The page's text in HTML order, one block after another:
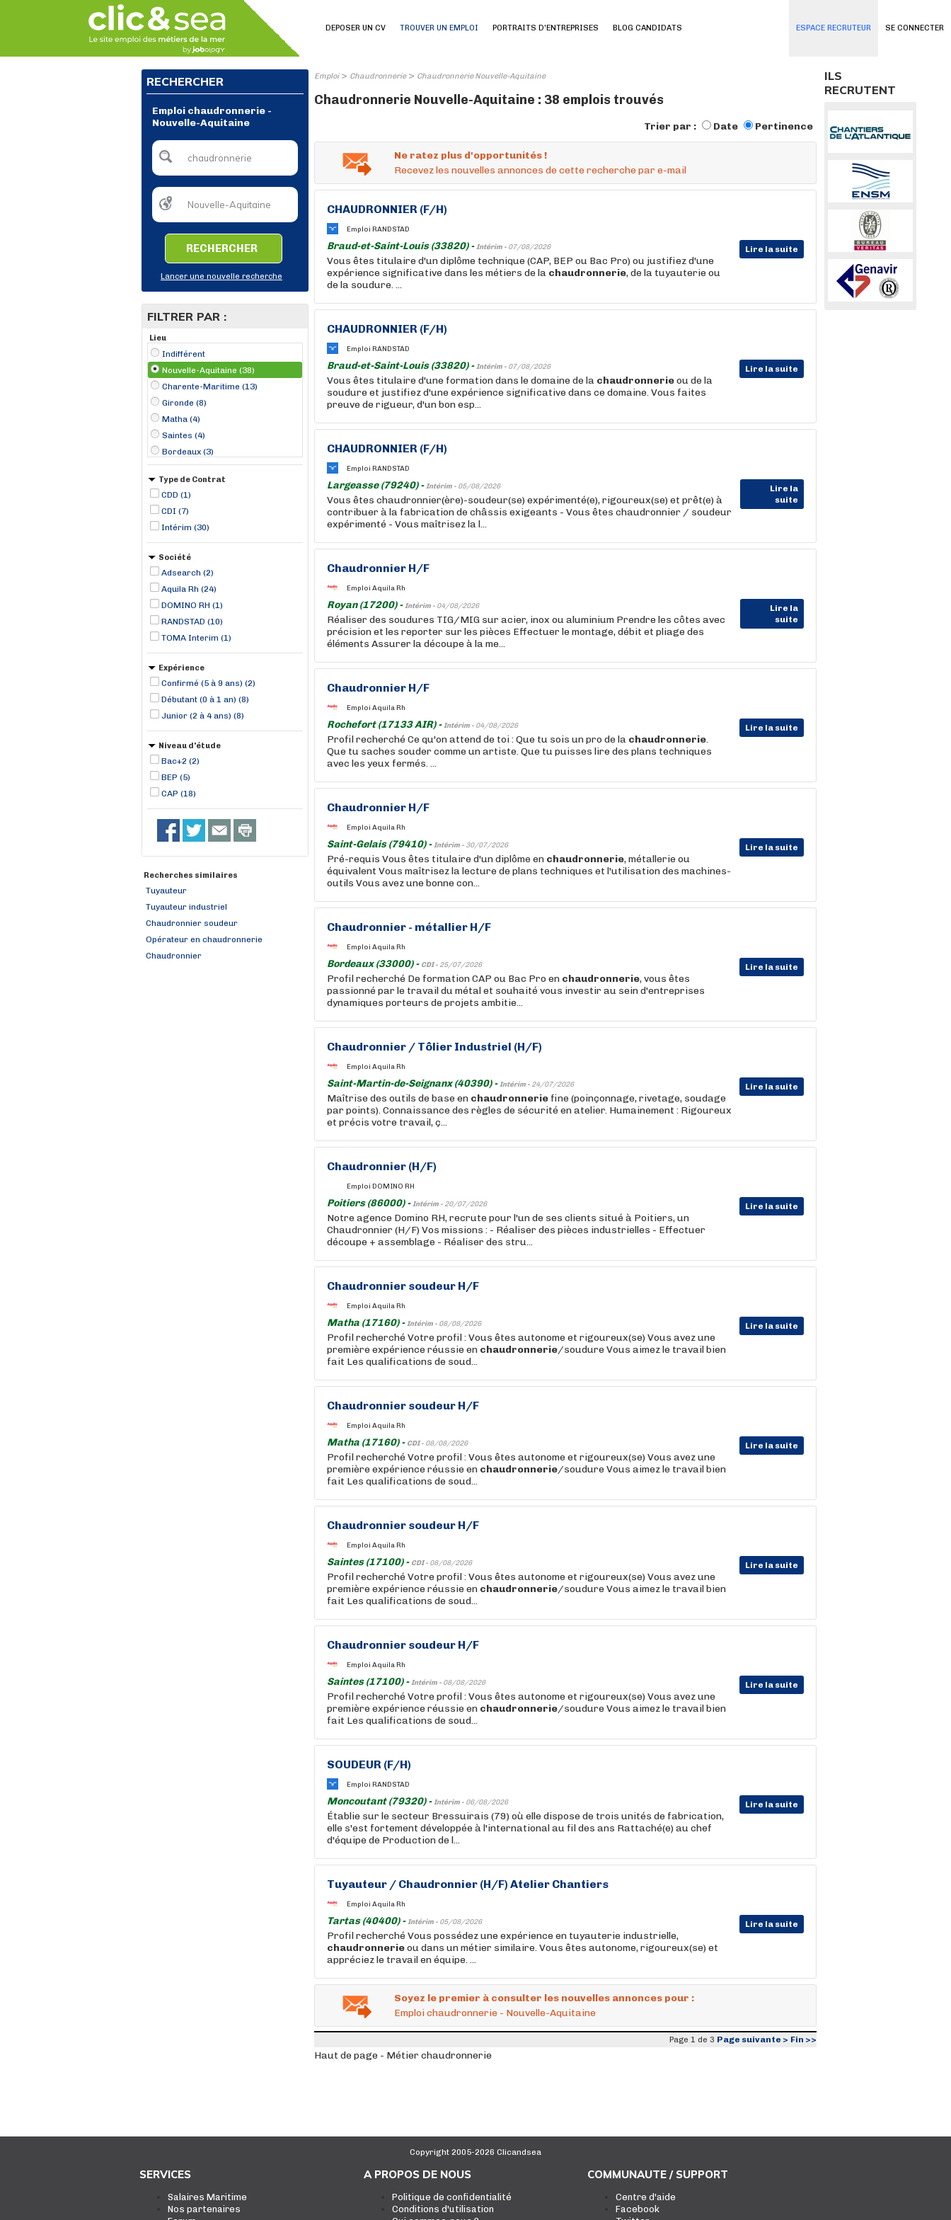
SE CONNECTER
DEPOSER UN CV TROUVER UN EMPLOI PORTRAITS D'ENTREPRISES BLOG CANDIDATS ESPACE RECRUTEUR
RECHERCHER
Emploi chaudronnerie -
Nouvelle-Aquitaine
RECHERCHER
Lancer une nouvelle recherche
FILTRER PAR :
Lieu
Indifférent
Nouvelle-Aquitaine (38)
Charente-Maritime (13)
Gironde (8)
Matha (4)
Saintes (4)
Bordeaux (3)
Braud-et-Saint-Louis (2)
Saint-Jean-d'Angély (2)
Airvault (1)
Bayonne (1)
Biard (1)
Type de Contrat
CDD (1)
CDI (7)
Intérim (30)
Société
Adsearch (2)
Aquila Rh (24)
DOMINO RH (1)
RANDSTAD (10)
TOMA Interim (1)
Expérience
Confirmé (5 à 9 ans) (2)
Débutant (0 à 1 an) (8)
Junior (2 à 4 ans) (8)
Niveau d'étude
Bac+2 (2)
BEP (5)
CAP (18)
Recherches similaires
Tuyauteur
Tuyauteur industriel
Chaudronnier soudeur
Opérateur en chaudronnerie
Chaudronnier
Emploi> Chaudronnerie> Chaudronnerie Nouvelle-Aquitaine
Chaudronnerie Nouvelle-Aquitaine : 38 emplois trouvés
Trier par : Date Pertinence
Ne ratez plus d'opportunités !
Recevez les nouvelles annonces de cette recherche par e-mail
CHAUDRONNIER (F/H)
Emploi RANDSTAD
Braud-et-Saint-Louis (33820) -Intérim - 07/08/2026 Lire la suite
Vous êtes titulaire d'un diplôme technique (CAP, BEP ou Bac Pro) ou justifiez d'une
expérience significative dans les métiers de la chaudronnerie, de la tuyauterie ou
de la soudure. ...
CHAUDRONNIER (F/H)
Emploi RANDSTAD
Braud-et-Saint-Louis (33820) -Intérim - 07/08/2026 Lire la suite
Vous êtes titulaire d'une formation dans le domaine de la chaudronnerieou de la
soudure et justifiez d'une expérience significative dans ce domaine. Vous faites
preuve de rigueur, d'un bon esp...
CHAUDRONNIER (F/H)
Emploi RANDSTAD
Largeasse (79240) -Intérim - 05/08/2026
Lire la
suite
Vous êtes chaudronnier(ère)-soudeur(se) expérimenté(e), rigoureux(se) et prêt(e) à
contribuer à la fabrication de châssis exigeants - Vous êtes chaudronnier / soudeur
expérimenté - Vous maîtrisez la l...
Chaudronnier H/F
Emploi Aquila Rh
Royan (17200) -Intérim - 04/08/2026
Lire la
suite
Réaliser des soudures TIG/MIG sur acier, inox ou aluminium Prendre les côtes avec
précision et les reporter sur les pièces Effectuer le montage, débit et pliage des
éléments Assurer la découpe à la me...
Chaudronnier H/F
Emploi Aquila Rh
Rochefort (17133 AIR) -Intérim - 04/08/2026 Lire la suite
Profil recherché Ce qu'on attend de toi : Que tu sois un pro de la chaudronnerie.
Que tu saches souder comme un artiste. Que tu puisses lire des plans techniques
avec les yeux fermés. ...
Chaudronnier H/F
Emploi Aquila Rh
Saint-Gelais (79410) -Intérim - 30/07/2026 Lire la suite
Pré-requis Vous êtes titulaire d'un diplôme en chaudronnerie, métallerie ou
équivalent Vous maîtrisez la lecture de plans techniques et l'utilisation des machines-
outils Vous avez une bonne con...
Chaudronnier - métallier H/F
Emploi Aquila Rh
Bordeaux (33000) - CDI - 25/07/2026 Lire la suite
Profil recherché De formation CAP ou Bac Pro en chaudronnerie, vous êtes
passionné par le travail du métal et souhaité vous investir au sein d'entreprises
dynamiques porteurs de projets ambitie...
Chaudronnier / Tôlier Industriel (H/F)
Emploi Aquila Rh
Saint-Martin-de-Seignanx (40390) -Intérim - 24/07/2026 Lire la suite
Maîtrise des outils de base en chaudronnerie fine (poinçonnage, rivetage, soudage
par points). Connaissance des règles de sécurité en atelier. Humainement : Rigoureux
et précis votre travail, ç...
Chaudronnier (H/F)
Emploi DOMINO RH
Poitiers (86000) -Intérim - 20/07/2026 Lire la suite
Notre agence Domino RH, recrute pour l'un de ses clients situé à Poitiers, un
Chaudronnier (H/F) Vos missions : - Réaliser des pièces industrielles - Effectuer
découpe + assemblage - Réaliser des stru...
Chaudronnier soudeur H/F
Emploi Aquila Rh
Matha (17160) -Intérim - 08/08/2026 Lire la suite
Profil recherché Votre profil : Vous êtes autonome et rigoureux(se) Vous avez une
première expérience réussie en chaudronnerie/soudure Vous aimez le travail bien
fait Les qualifications de soud...
Chaudronnier soudeur H/F
Emploi Aquila Rh
Matha (17160) - CDI - 08/08/2026 Lire la suite
Profil recherché Votre profil : Vous êtes autonome et rigoureux(se) Vous avez une
première expérience réussie en chaudronnerie/soudure Vous aimez le travail bien
fait Les qualifications de soud...
Chaudronnier soudeur H/F
Emploi Aquila Rh
Saintes (17100) - CDI - 08/08/2026 Lire la suite
Profil recherché Votre profil : Vous êtes autonome et rigoureux(se) Vous avez une
première expérience réussie en chaudronnerie/soudure Vous aimez le travail bien
fait Les qualifications de soud...
Chaudronnier soudeur H/F
Emploi Aquila Rh
Saintes (17100) -Intérim - 08/08/2026 Lire la suite
Profil recherché Votre profil : Vous êtes autonome et rigoureux(se) Vous avez une
première expérience réussie en chaudronnerie/soudure Vous aimez le travail bien
fait Les qualifications de soud...
SOUDEUR (F/H)
Emploi RANDSTAD
Moncoutant (79320) -Intérim - 06/08/2026 Lire la suite
Établie sur le secteur Bressuirais (79) où elle dispose de trois unités de fabrication,
elle s'est fortement développée à l'international au fil des ans Rattaché(e) au chef
d'équipe de Production de l...
Tuyauteur / Chaudronnier (H/F) Atelier Chantiers
Emploi Aquila Rh
Tartas (40400) -Intérim - 05/08/2026 Lire la suite
Profil recherché Vous possédez une expérience en tuyauterie industrielle,
chaudronnerieou dans un métier similaire. Vous êtes autonome, rigoureux(se) et
appréciez le travail en équipe. ...
Soyez le premier à consulter les nouvelles annonces pour :
Emploi chaudronnerie - Nouvelle-Aquitaine
Page 1 de 3 Page suivante > Fin >>
Haut de page - Métier chaudronnerie
ILS
RECRUTENT
Copyright 2005-2026 Clicandsea
SERVICES
Salaires Maritime
Nos partenaires
A PROPOS DE NOUS
Politique de confidentialité
Conditions d'utilisation
COMMUNAUTE / SUPPORT
Centre d'aide
Facebook